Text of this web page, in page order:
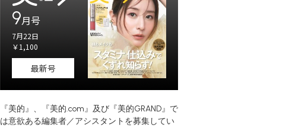
9月号
7月22日
￥1,100
最新号
『美的』、『美的.com』及び『美的GRAND』で
は意欲ある編集者／アシスタントを募集してい